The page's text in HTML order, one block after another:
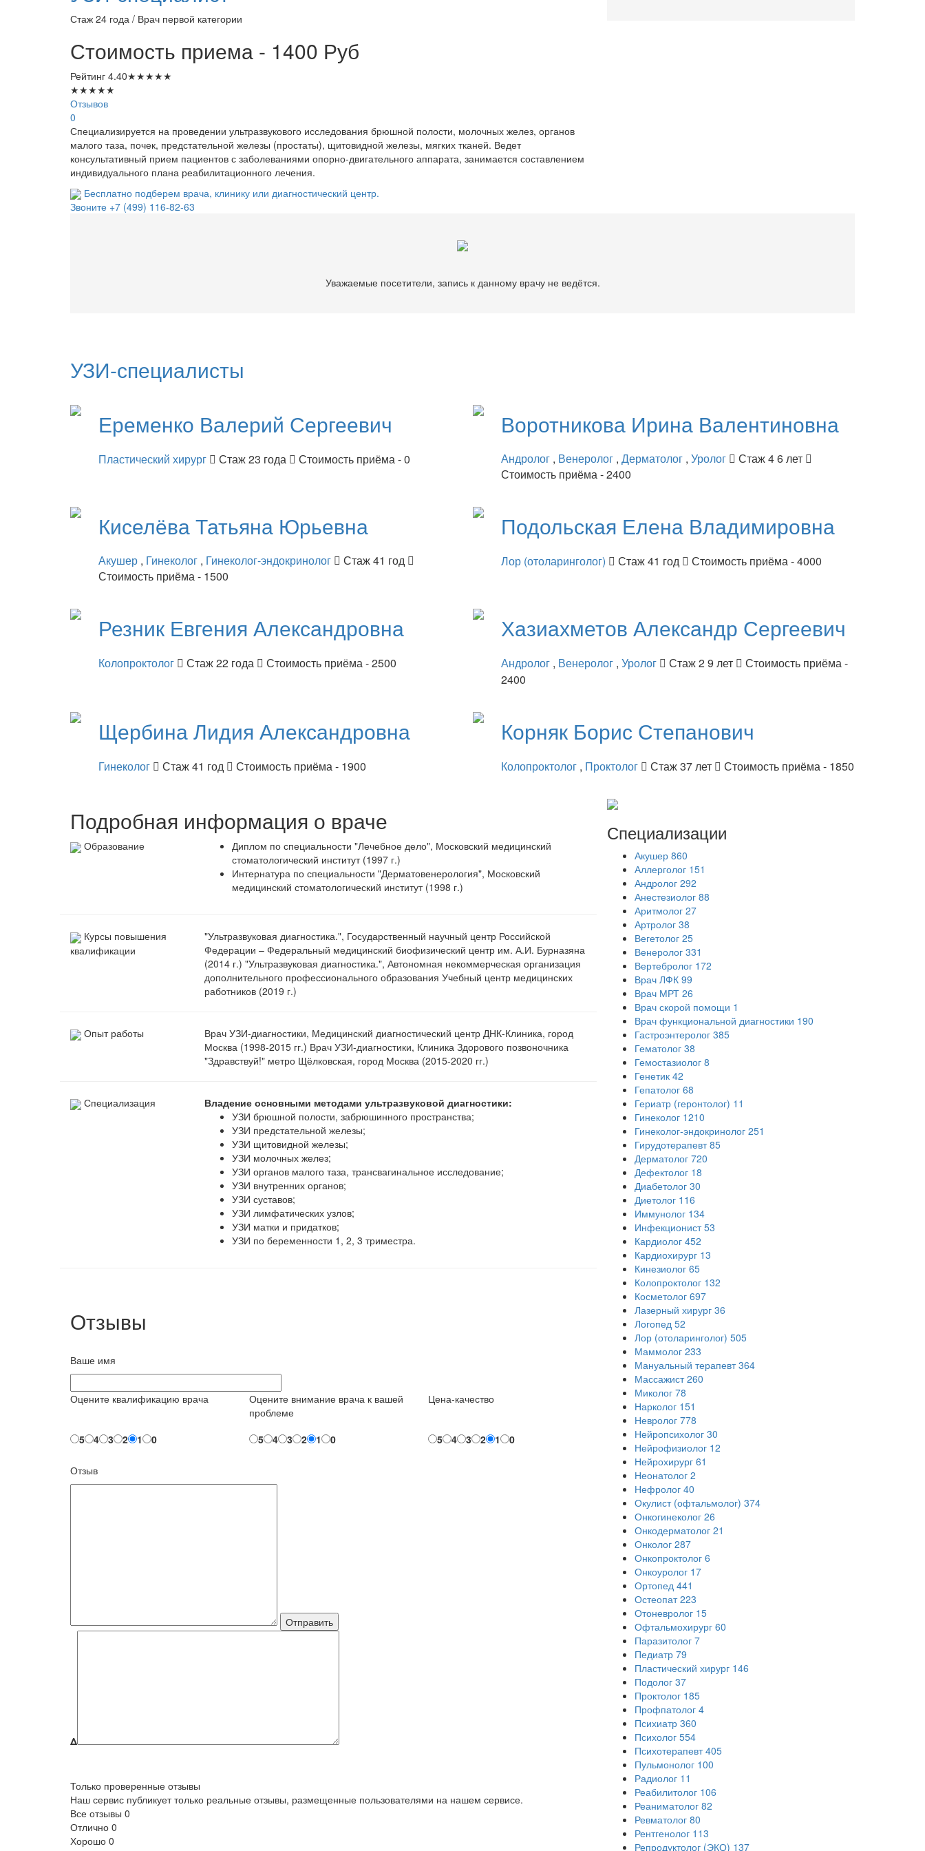
Стаж 24 года / Врач первой категории
Стоимость приема - 1400 Руб
Рейтинг 4.40★★★★★
★★★★★
Отзывов
0
Специализируется на проведении ультразвукового исследования брюшной полости, молочных желез, органов
малого таза, почек, предстательной железы (простаты), щитовидной железы, мягких тканей. Ведет
консультативный прием пациентов с заболеваниями опорно-двигательного аппарата, занимается составлением
индивидуального плана реабилитационного лечения.
Бесплатно подберем врача, клинику или диагностический центр.
Звоните +7 (499) 116-82-63
Уважаемые посетители, запись к данному врачу не ведётся.
УЗИ-специалисты
Еременко Валерий Сергеевич
Пластический хирург Стаж 23 года Стоимость приёма - 0
Воротникова Ирина Валентиновна
Андролог , Венеролог , Дерматолог , Уролог
Стаж 4 6 лет
Стоимость приёма - 2400
КиселёваТатьяна Юрьевна
Акушер , Гинеколог , Гинеколог-эндокринолог
Стаж 41 год
Стоимость приёма - 1500
Подольская Елена Владимировна
Лор (отоларинголог) Стаж 41 год Стоимость приёма - 4000
Резник Евгения Александровна
Колопроктолог Стаж 22 года Стоимость приёма - 2500
Хазиахметов Александр Сергеевич
Андролог , Венеролог , Уролог Стаж 2 9 лет
Стоимость приёма -
2400
ЩербинаЛидия Александровна
Гинеколог Стаж 41 год Стоимость приёма - 1900
Корняк Борис Степанович
Колопроктолог , Проктолог Стаж 37 лет Стоимость приёма - 1850
Подробная информация о враче
Образование
Диплом по специальности "Лечебное дело", Московский медицинский
стоматологический институт (1997 г.)
Интернатура по специальности "Дерматовенерология", Московский
медицинский стоматологический институт (1998 г.)
Курсы повышения
квалификации
"Ультразвуковая диагностика.", Государственный научный центр Российской
Федерации – Федеральный медицинский биофизический центр им. А.И. Бурназяна
(2014 г.) "Ультразвуковая диагностика.", Автономная некоммерческая организация
дополнительного профессионального образования Учебный центр медицинских
работников (2019 г.)
Опыт работы
Врач УЗИ-диагностики, Медицинский диагностический центр ДНК-Клиника, город
Москва (1998-2015 гг.) Врач УЗИ-диагностики, Клиника Здорового позвоночника
"Здравствуй!" метро Щёлковская, город Москва (2015-2020 гг.)
Специализация
Владение основными методами ультразвуковой диагностики:
УЗИ брюшной полости, забрюшинного пространства;
УЗИ предстательной железы;
УЗИ щитовидной железы;
УЗИ молочных желез;
УЗИ органов малого таза, трансвагинальное исследование;
УЗИ внутренних органов;
УЗИ суставов;
УЗИ лимфатических узлов;
УЗИ матки и придатков;
УЗИ по беременности 1, 2, 3 триместра.
Отзывы
Ваше имя
Оцените квалификацию врача
5 4 3 2 1 0
Оцените внимание врача к вашей
проблеме
5
4 3 2 1 0
Цена-качество
5 4 3 2 1 0
Отзыв
Δ
Только проверенные отзывы
Наш сервис публикует только реальные отзывы, размещенные пользователями на нашем сервисе.
Все отзывы 0
Отлично 0
Хорошо 0
Специализации
Акушер 860
Аллерголог 151
Андролог 292
Анестезиолог 88
Аритмолог 27
Артролог 38
Вегетолог 25
Венеролог 331
Вертебролог 172
Врач ЛФК 99
Врач МРТ 26
Врач скорой помощи 1
Врач функциональной диагностики 190
Гастроэнтеролог 385
Гематолог 38
Гемостазиолог 8
Генетик 42
Гепатолог 68
Гериатр (геронтолог) 11
Гинеколог 1210
Гинеколог-эндокринолог 251
Гирудотерапевт 85
Дерматолог 720
Дефектолог 18
Диабетолог 30
Диетолог 116
Иммунолог 134
Инфекционист 53
Кардиолог 452
Кардиохирург 13
Кинезиолог 65
Колопроктолог 132
Косметолог 697
Лазерный хирург 36
Логопед 52
Лор (отоларинголог) 505
Маммолог 233
Мануальный терапевт 364
Массажист 260
Миколог 78
Нарколог 151
Невролог 778
Нейропсихолог 30
Нейрофизиолог 12
Нейрохирург 61
Неонатолог 2
Нефролог 40
Окулист (офтальмолог) 374
Онкогинеколог 26
Онкодерматолог 21
Онколог 287
Онкопроктолог 6
Онкоуролог 17
Ортопед 441
Остеопат 223
Отоневролог 15
Офтальмохирург 60
Паразитолог 7
Педиатр 79
Пластический хирург 146
Подолог 37
Проктолог 185
Профпатолог 4
Психиатр 360
Психолог 554
Психотерапевт 405
Пульмонолог 100
Радиолог 11
Реабилитолог 106
Реаниматолог 82
Ревматолог 80
Рентгенолог 113
Репродуктолог (ЭКО) 137